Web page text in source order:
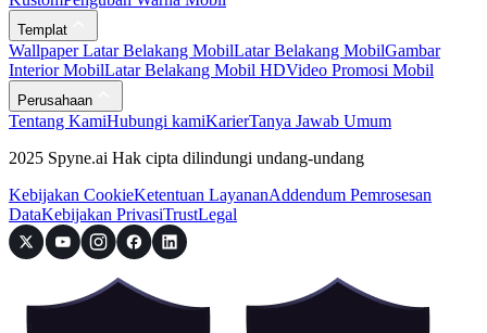
Templat
Wallpaper Latar Belakang MobilLatar Belakang MobilGambar
Interior MobilLatar Belakang Mobil HDVideo Promosi Mobil
Perusahaan
Tentang KamiHubungi kamiKarierTanya Jawab Umum
2025 Spyne.ai Hak cipta dilindungi undang-undang
Kebijakan CookieKetentuan LayananAddendum Pemrosesan
DataKebijakan PrivasiTrustLegal